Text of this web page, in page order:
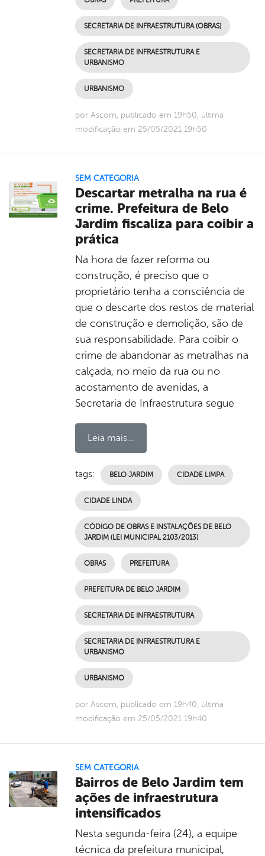
SECRETARIA DE INFRAESTRUTURA (OBRAS)
SECRETARIA DE INFRAESTRUTURA E
URBANISMO
URBANISMO
por Ascom, publicado em 19h50, última
modificação em 25/05/2021 19h50
SEM CATEGORIA
Descartar metralha na rua é
crime. Prefeitura de Belo
Jardim fiscaliza para coibir a
prática
Na hora de fazer reforma ou
construção, é preciso que o
proprietário tenha a consciência de
que o descarte dos restos de material
de construção e demolição, são de
sua responsabilidade. Para coibir o
crime de abandonar as metralhas na
calçada, no meio da rua ou no
acostamento de avenidas, a
Secretaria de Infraestrutura segue
Leia mais...
tags: BELO JARDIM CIDADE LIMPA
CIDADE LINDA
CÓDIGO DE OBRAS E INSTALAÇÕES DE BELO
JARDIM (LEI MUNICIPAL 2103/2013)
OBRAS PREFEITURA
PREFEITURA DE BELO JARDIM
SECRETARIA DE INFRAESTRUTURA
SECRETARIA DE INFRAESTRUTURA E
URBANISMO
URBANISMO
por Ascom, publicado em 19h40, última
modificação em 25/05/2021 19h40
SEM CATEGORIA
Bairros de Belo Jardim tem
ações de infraestrutura
intensificados
Nesta segunda-feira (24), a equipe
técnica da prefeitura municipal,